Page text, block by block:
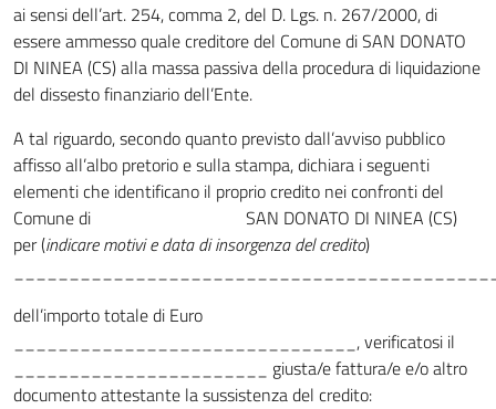
ai sensi dell’art. 254, comma 2, del D. Lgs. n. 267/2000, di
essere ammesso quale creditore del Comune di SAN DONATO
DI NINEA (CS) alla massa passiva della procedura di liquidazione
del dissesto finanziario dell’Ente.
A tal riguardo, secondo quanto previsto dall’avviso pubblico
affisso all’albo pretorio e sulla stampa, dichiara i seguenti
elementi che identificano il proprio credito nei confronti del
Comune di SAN DONATO DI NINEA (CS)
per (indicare motivi e data di insorgenza del credito)
dell’importo totale di Euro
_______________________________, verificatosi il
_______________________ giusta/e fattura/e e/o altro
documento attestante la sussistenza del credito: